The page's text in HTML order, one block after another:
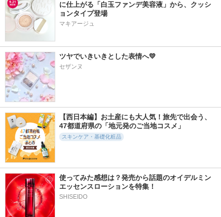
に仕上がる「白玉ファンデ美容液」から、クッシ
ョンタイプ登場
マキアージュ
ツヤでいきいきとした表情へ💛
セザンヌ
【西日本編】お土産にも大人気！旅先で出会う、
47都道府県の「地元発のご当地コスメ」
スキンケア・基礎化粧品
使ってみた感想は？発売から話題のオイデルミン
エッセンスローションを特集！
SHISEIDO